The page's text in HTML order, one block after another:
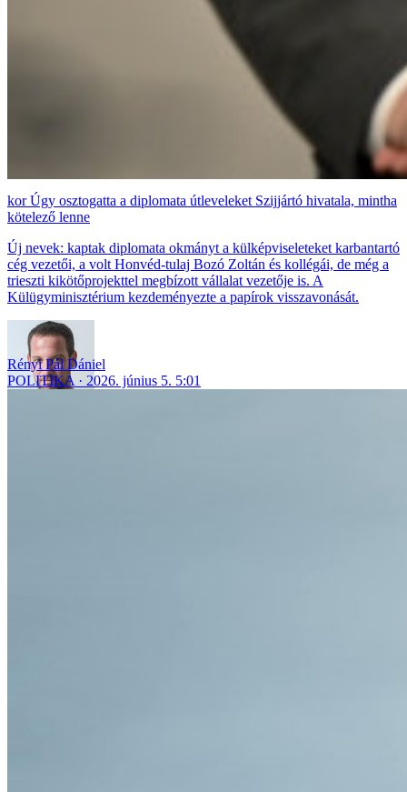
Úgy osztogatta a diplomata útleveleket Szijjártó hivatala, mintha
kötelező lenne
Új nevek: kaptak diplomata okmányt a külképviseleteket karbantartó
cég vezetői, a volt Honvéd-tulaj Bozó Zoltán és kollégái, de még a
trieszti kikötőprojekttel megbízott vállalat vezetője is. A
Külügyminisztérium kezdeményezte a papírok visszavonását.
Rényi Pál Dániel
POLITIKA
2026. június 5. 5:01